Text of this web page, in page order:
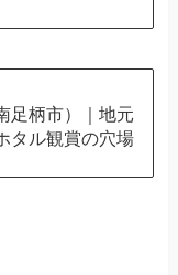
足柄市）｜地元
タル観賞の穴場